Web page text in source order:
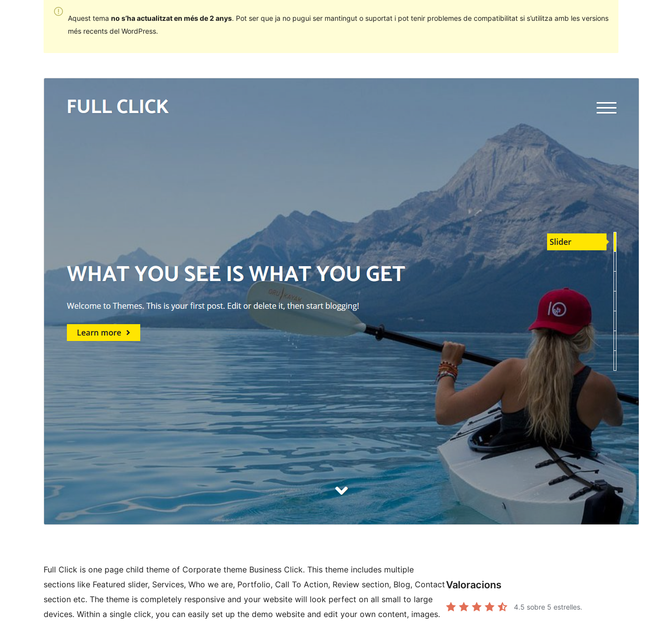
Aquest tema no s’ha actualitzat en més de 2 anys. Pot ser que ja no pugui ser mantingut o suportat i pot tenir problemes de compatibilitat si s’utilitza amb les versions
més recents del WordPress.
Business Click.
Darrera actualització
27 de gener de 2020
Instal·lacions actives
40+
Versió del WordPress
4.5
Pàgina d’inici del tema
Full Click is one page child theme of Corporate theme Business Click. This theme includes multiple
sections like Featured slider, Services, Who we are, Portfolio, Call To Action, Review section, Blog, Contact
section etc. The theme is completely responsive and your website will look perfect on all small to large
devices. Within a single click, you can easily set up the demo website and edit your own content, images.
Valoracions
4.5 sobre 5 estrelles.